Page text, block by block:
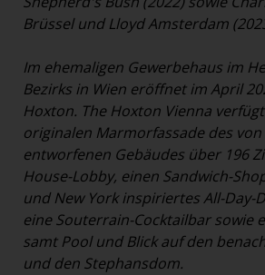
Brüssel und Lloyd Amsterdam
Im ehemaligen Gewerbehaus im
Bezirks in Wien eröffnet im April
Hoxton. The Hoxton Vienna
originalen Marmorfassade des von
entworfenen Gebäudes über 196
House-Lobby, einen Sandwich-
und New York inspiriertes All-Day-
eine Souterrain-Cocktailbar sowie
samt Pool und Blick auf den
und den Stephansdom.